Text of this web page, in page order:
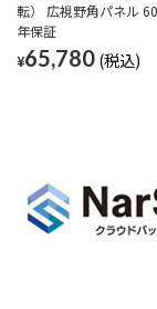
転） 広視野角パネル
年保証
¥65,780